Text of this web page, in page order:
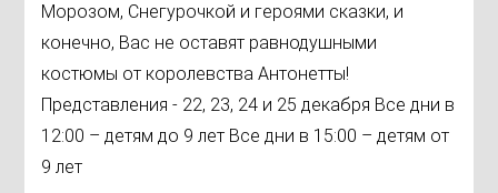
Морозом, Снегурочкой и героями сказки, и
конечно, Вас не оставят равнодушными
костюмы от королевства Антонетты!
Представления - 22, 23, 24 и 25 декабря Все дни в
12:00 – детям до 9 лет Все дни в 15:00 – детям от
9 лет